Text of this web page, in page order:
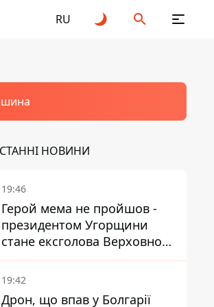
RU
НОВИНИ
19:46
Герой мема не пройшов -
президентом Угорщини
стане ексголова Верховного
Суду, якого критикував
Орбан
19:42
Дрон, що впав у Болгарії